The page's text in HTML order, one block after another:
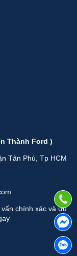
Thành Ford )
Tân Phú, Tp HCM
chính xác và ưu